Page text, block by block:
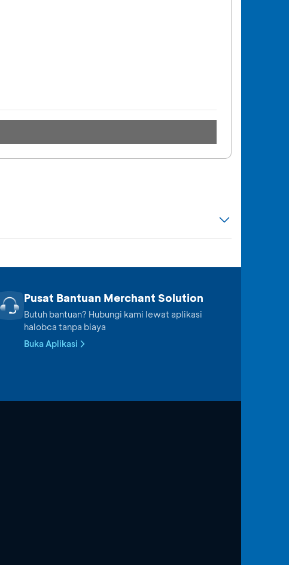
Pusat Bantuan Merchant Solution
Butuh bantuan? Hubungi kami lewat aplikasi
halobca tanpa biaya
Buka Aplikasi